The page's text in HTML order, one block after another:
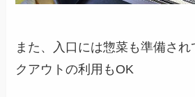
また、入口には惣菜も準備さ
クアウトの利用もOK